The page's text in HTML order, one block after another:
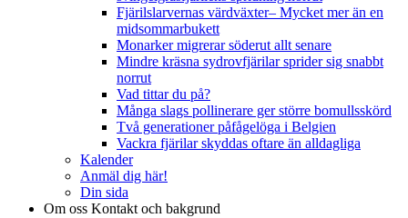
Fjärilslarvernas värdväxter– Mycket mer än en
midsommarbukett
Monarker migrerar söderut allt senare
Mindre kräsna sydrovfjärilar sprider sig snabbt
norrut
Vad tittar du på?
Många slags pollinerare ger större bomullsskörd
Två generationer påfågelöga i Belgien
Vackra fjärilar skyddas oftare än alldagliga
Kalender
Anmäl dig här!
Din sida
Om oss Kontakt och bakgrund